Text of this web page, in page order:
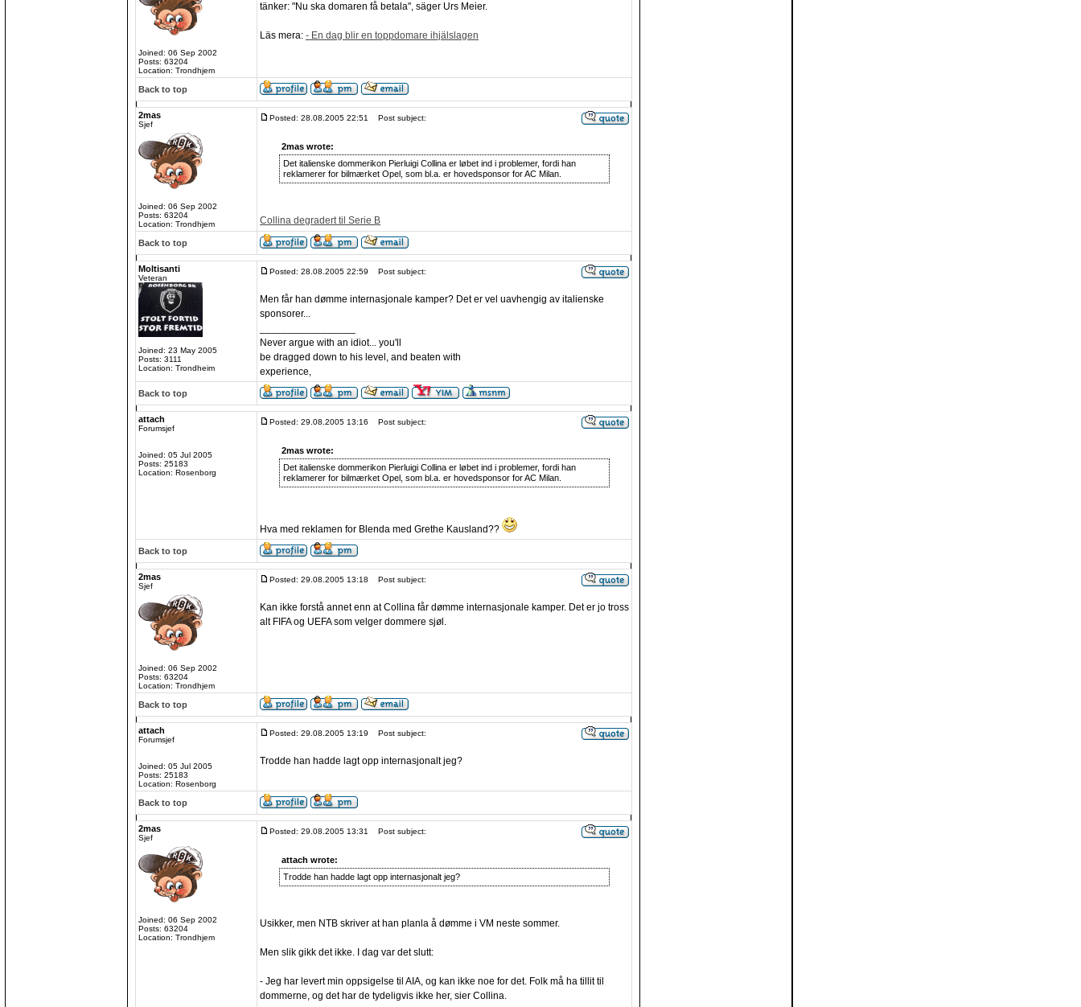
Joined: 06 Sep 2002
Posts: 63204
Location: Trondhjem
tänker: "Nu ska domaren få betala", säger Urs Meier.
Läs mera: - En dag blir en toppdomare ihjälslagen
Back to top
2mas
Sjef
Joined: 06 Sep 2002
Posts: 63204
Location: Trondhjem
Posted: 28.08.2005 22:51 Post subject:
2mas wrote:
Det italienske dommerikon Pierluigi Collina er løbet ind i problemer, fordi han
reklamerer for bilmærket Opel, som bl.a. er hovedsponsor for AC Milan.
Collina degradert til Serie B
Back to top
Moltisanti
Veteran
Joined: 23 May 2005
Posts: 3111
Location: Trondheim
Posted: 28.08.2005 22:59 Post subject:
Men får han dømme internasjonale kamper? Det er vel uavhengig av italienske
sponsorer...
Never argue with an idiot... you'll
be dragged down to his level, and beaten with
experience,
Back to top
attach
Forumsjef
Joined: 05 Jul 2005
Posts: 25183
Location: Rosenborg
Posted: 29.08.2005 13:16 Post subject:
2mas wrote:
Det italienske dommerikon Pierluigi Collina er løbet ind i problemer, fordi han
reklamerer for bilmærket Opel, som bl.a. er hovedsponsor for AC Milan.
Hva med reklamen for Blenda med Grethe Kausland??
Back to top
2mas
Sjef
Joined: 06 Sep 2002
Posts: 63204
Location: Trondhjem
Posted: 29.08.2005 13:18 Post subject:
Kan ikke forstå annet enn at Collina får dømme internasjonale kamper. Det er jo tross
alt FIFA og UEFA som velger dommere sjøl.
Back to top
attach
Forumsjef
Joined: 05 Jul 2005
Posts: 25183
Location: Rosenborg
Posted: 29.08.2005 13:19 Post subject:
Trodde han hadde lagt opp internasjonalt jeg?
Back to top
2mas
Sjef
Joined: 06 Sep 2002
Posts: 63204
Location: Trondhjem
Posted: 29.08.2005 13:31 Post subject:
attach wrote:
Trodde han hadde lagt opp internasjonalt jeg?
Usikker, men NTB skriver at han planla å dømme i VM neste sommer.
Men slik gikk det ikke. I dag var det slutt:
- Jeg har levert min oppsigelse til AIA, og kan ikke noe for det. Folk må ha tillit til
dommerne, og det har de tydeligvis ikke her, sier Collina.